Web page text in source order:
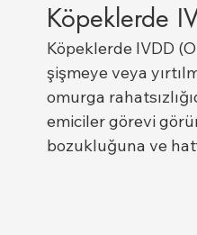
Büyükbaş ve Küçükbaş Hayvan
Köpeklerde
Köpeklerde IVDD
şişmeye veya
omurga
emiciler görevi
bozukluğuna ve